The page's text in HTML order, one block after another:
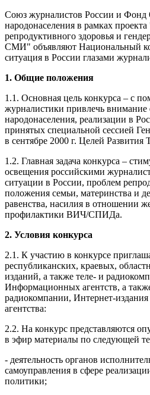
Союз журналистов России и
народонаселения в рамках
репродуктивного здоровья и
СМИ" объявляют Национальный
ситуация в России глазами
1. Общие положения
1.1. Основная цель конкурса – с
журналистики привлечь внимание
народонаселения, реализации в
принятых специальной сессией
в сентябре 2000 г. Целей Развития
1.2. Главная задача конкурса –
освещения российскими
ситуации в России, проблем
положения семьи, материнства и
равенства, насилия в отношении
профилактики ВИЧ/СПИДа.
2. Условия конкурса
2.1. К участию в конкурсе
республиканских, краевых,
изданий, а также теле- и
Информационных агентств, а
радиокомпании, Интернет-
агентства:
2.2. На конкурс представляются
в эфир материалы по следующей
- деятельность органов
самоуправления в сфере
политики;